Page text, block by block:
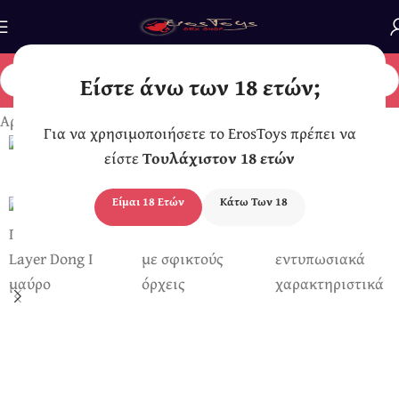
Είστε άνω των 18 ετών;
Για να χρησιμοποιήσετε το ErosToys πρέπει να
είστεΤουλάχιστον 18 ετών
Είμαι 18 Ετών Κάτω Των 18
Αρχική σελίδα Ομοιώματα Πέους